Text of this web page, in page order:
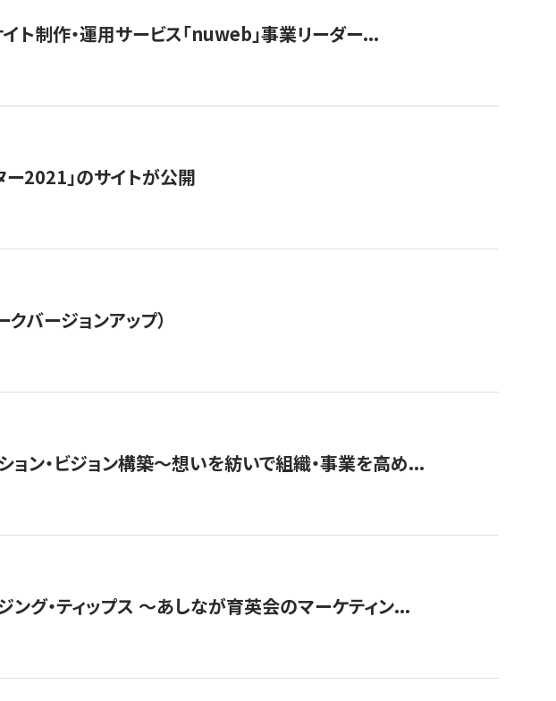
イト制作・運用サービス「nuweb」事業リーダー...
2021」のサイトが公開
バージョンアップ）
ション・ビジョン構築〜想いを紡いで組織・事業を高め...
ング・ティップス 〜あしなが育英会のマーケティン...